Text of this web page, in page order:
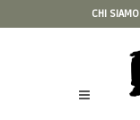
CHI SIAMO